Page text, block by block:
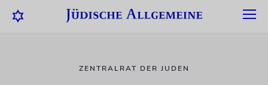
ZENTRALRAT DER JUDEN